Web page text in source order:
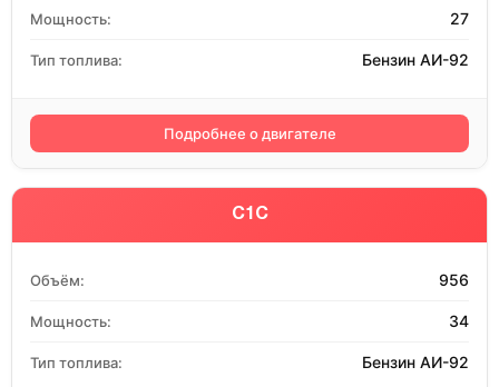
Мощность: 27
Тип топлива: Бензин АИ-92
Подробнее о двигателе
C1C
Объём: 956
Мощность: 34
Тип топлива: Бензин АИ-92